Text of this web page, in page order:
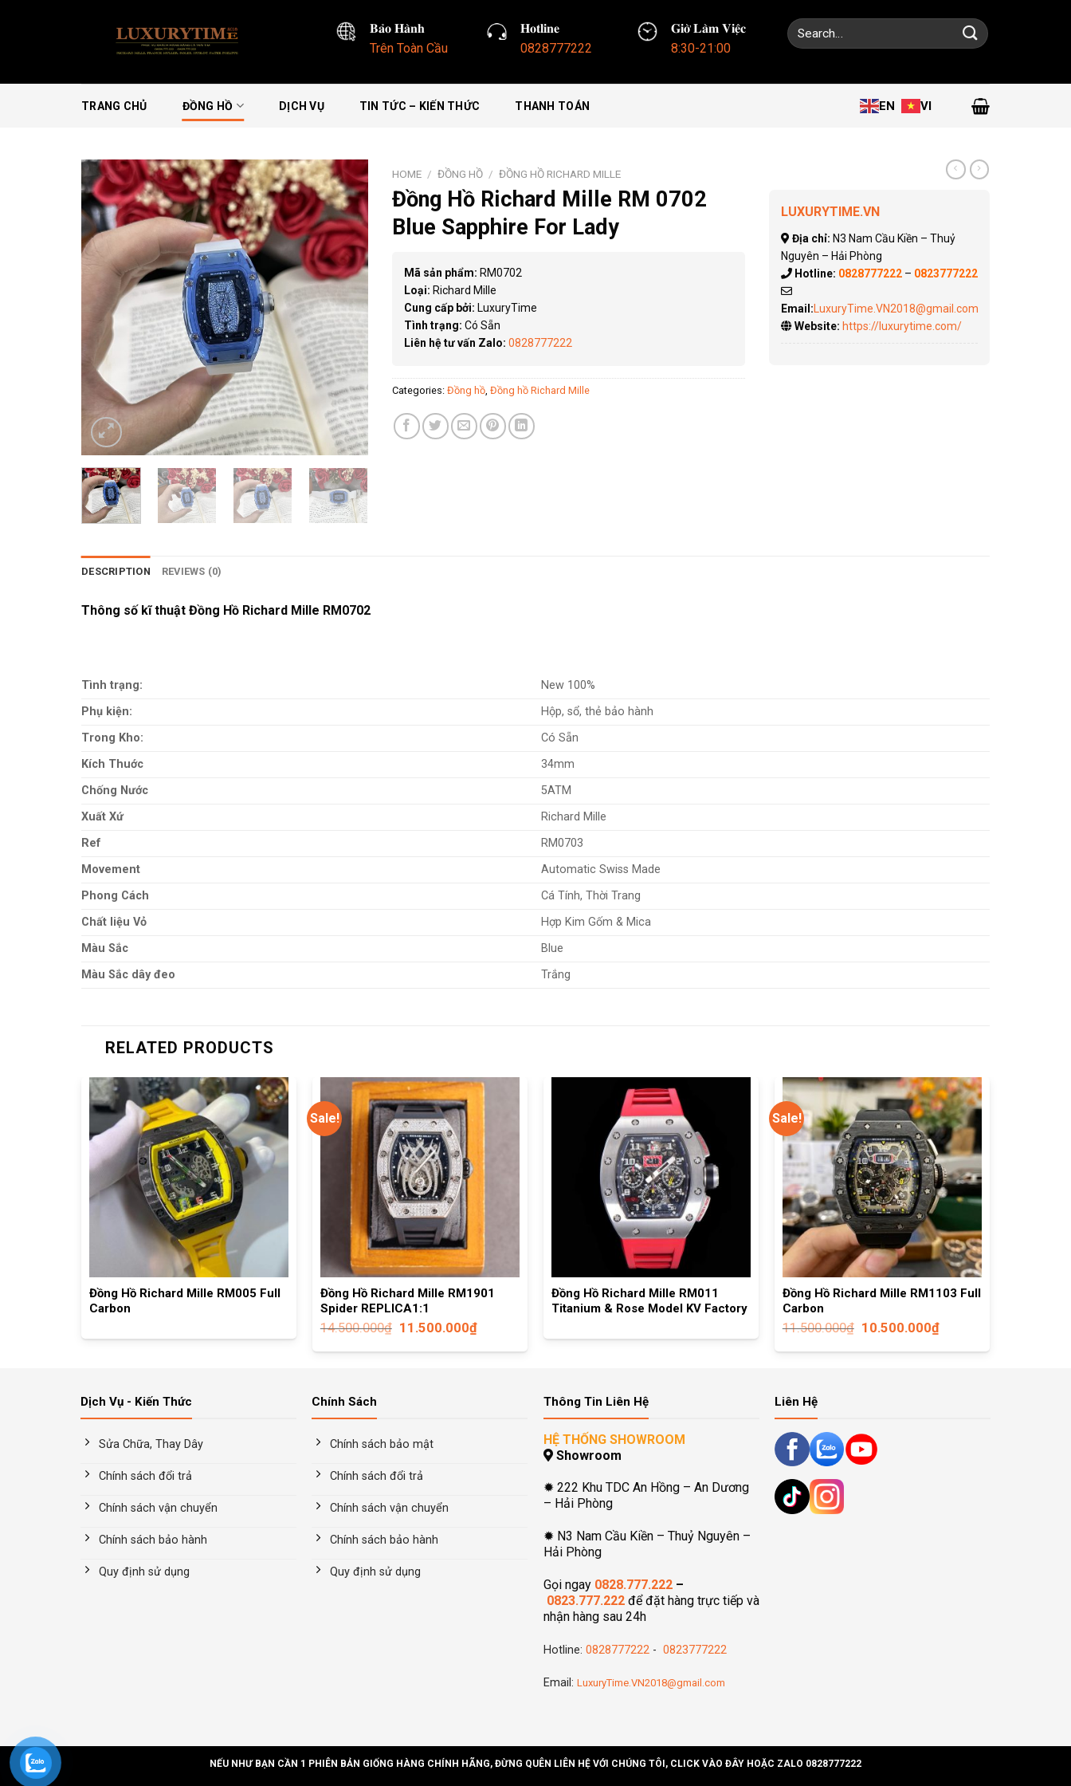
𝐁𝐚̉𝐨 𝐇𝐚̀𝐧𝐡
Trên Toàn Cầu
𝐇𝐨𝐭𝐥𝐢𝐧𝐞
0828777222
𝐆𝐢𝐨̛̀ 𝐋𝐚̀𝐦 𝐕𝐢𝐞̣̂𝐜
8:30-21:00
Search
for:
TRANG CHỦ ĐỒNG HỒ DỊCH VỤ TIN TỨC – KIẾN THỨC THANH TOÁN EN VI
HOME / ĐỒNG HỒ / ĐỒNG HỒ RICHARD MILLE
Đồng Hồ Richard Mille RM 0702
Blue Sapphire For Lady
Mã sản phẩm: RM0702
Loại: Richard Mille
Cung cấp bởi: LuxuryTime
Tình trạng: Có Sẵn
Liên hệ tư vấn Zalo: 0828777222
Categories: Đồng hồ, Đồng hồ Richard Mille
LUXURYTIME.VN
Địa chỉ: N3 Nam Cầu Kiền – Thuỷ
Nguyên – Hải Phòng
Hotline: 0828777222– 0823777222
Email: LuxuryTime.VN2018@gmail.com
Website: https://luxurytime.com/
DESCRIPTION REVIEWS (0)
Thông số kĩ thuật Đồng Hồ Richard Mille RM0702
Tình trạng:
New 100%
Phụ kiện:
Hộp, sổ, thẻ bảo hành
Trong Kho:
Có Sẵn
Kích Thuớc
34mm
Chống Nước
5ATM
Xuất Xứ
Richard Mille
Ref
RM0703
Movement
Automatic Swiss Made
Phong Cách
Cá Tính, Thời Trang
Chất liệu Vỏ
Hợp Kim Gốm & Mica
Màu Sắc
Blue
Màu Sắc dây đeo
Trắng
RELATED PRODUCTS
Đồng Hồ Richard Mille RM005 Full
Carbon
Sale!
Đồng Hồ Richard Mille RM1901
Spider REPLICA1:1
14.500.000₫ 11.500.000₫
Đồng Hồ Richard Mille RM011
Titanium & Rose Model KV Factory
Sale!
Đồng Hồ Richard Mille RM1103 Full
Carbon
11.500.000₫ 10.500.000₫
Dịch Vụ - Kiến Thức
Sửa Chữa, Thay Dây
Chính sách đổi trả
Chính sách vận chuyển
Chính sách bảo hành
Quy định sử dụng
Chính Sách
Chính sách bảo mật
Chính sách đổi trả
Chính sách vận chuyển
Chính sách bảo hành
Quy định sử dụng
Thông Tin Liên Hệ
HỆ THỐNG SHOWROOM
Showroom
✹ 222 Khu TDC An Hồng – An Dương
– Hải Phòng
✹ N3 Nam Cầu Kiền – Thuỷ Nguyên –
Hải Phòng
Gọi ngay 0828.777.222–
0823.777.222để đặt hàng trực tiếp và
nhận hàng sau 24h
Hotline: 0828777222- 0823777222
Email: LuxuryTime.VN2018@gmail.com
Liên Hệ
NẾU NHƯ BẠN CẦN 1 PHIÊN BẢN GIỐNG HÀNG CHÍNH HÃNG, ĐỪNG QUÊN LIÊN HỆ VỚI CHÚNG TÔI, CLICK VÀO ĐÂY HOẶC ZALO 0828777222